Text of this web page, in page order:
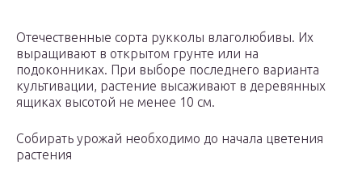
Отечественные сорта рукколы влаголюбивы. Их
выращивают в открытом грунте или на
подоконниках. При выборе последнего варианта
культивации, растение высаживают в деревянных
ящиках высотой не менее 10 см.
Собирать урожай необходимо до начала цветения
растения